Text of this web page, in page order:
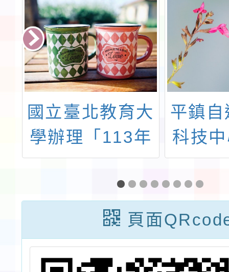
國立臺北教育大
學辦理「113年
至115年美感與
設計創新計畫」
114-1學期「美
感通識課程與美
感體驗課程推廣
平鎮
科技
七月
隊「
造所
頁面